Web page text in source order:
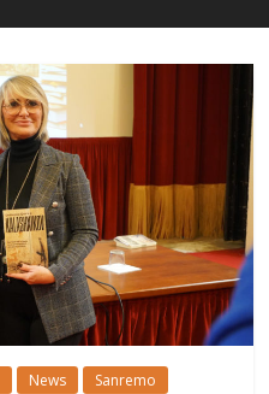
News Sanremo